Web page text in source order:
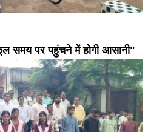
समय पर पहुंचने में होगी आसानी"